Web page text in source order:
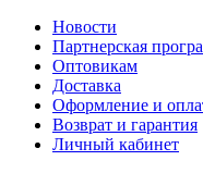
Новости
Партнерская
Оптовикам
Доставка
Оформление и
Возврат и гарантия
Личный кабинет